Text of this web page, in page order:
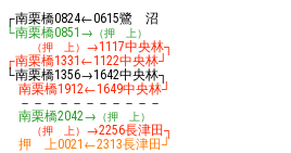
┌南栗橋0824←0615鷺 沼
└南栗橋0851 → （押 上）
（押 上） →1117中央林┐
┌南栗橋1331 ←1122中央林┘
└南栗橋1356→1642中央林┐
南栗橋1912←1649中央林┘
－－－－－－－－－－－
南栗橋2042→ （押 上）
（押 上） →2256長津田┐
押 上0021 ←2313長津田┘